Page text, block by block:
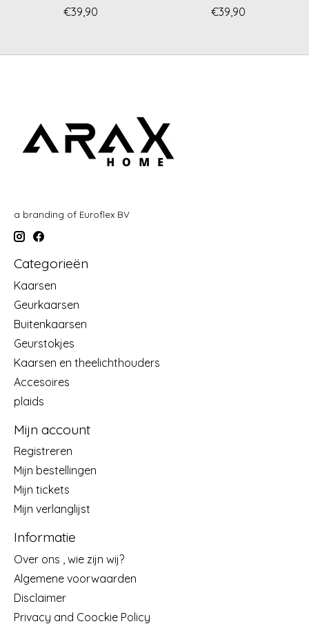
€39,90
€39,90
a branding of Euroflex BV
Categorieën
Kaarsen
Geurkaarsen
Buitenkaarsen
Geurstokjes
Kaarsen en theelichthouders
Accesoires
plaids
Mijn account
Registreren
Mijn bestellingen
Mijn tickets
Mijn verlanglijst
Informatie
Over ons , wie zijn wij?
Algemene voorwaarden
Disclaimer
Privacy and Coockie Policy